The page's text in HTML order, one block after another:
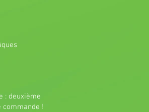
: deuxième
!